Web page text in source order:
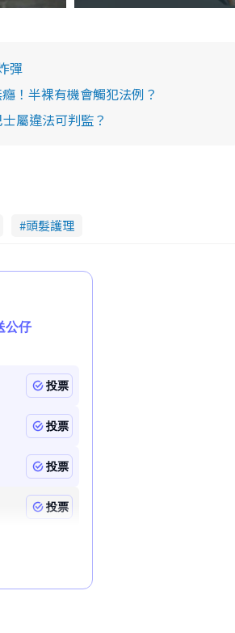
彈
！半裸有機會觸犯法例？
屬違法可判監？
頭髮護理